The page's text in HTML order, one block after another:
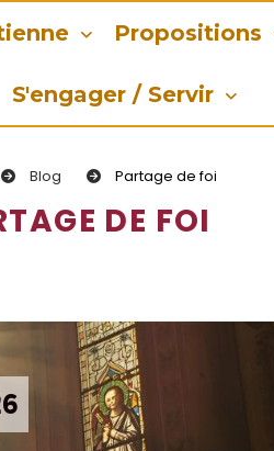
Propositions
S'engager / Servir
Blog Partage de foi
DE FOI